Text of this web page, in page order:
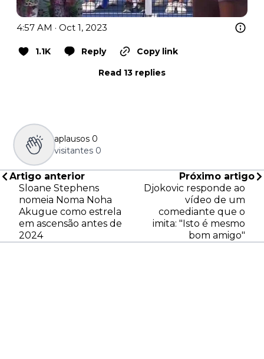
4:57 AM · Oct 1, 2023
1.1K Reply
Copy link
Read 13 replies
aplausos 0
visitantes 0
Artigo anterior
Sloane Stephens
nomeia Noma Noha
Akugue como estrela
em ascensão antes de
2024
Próximo artigo
Djokovic responde ao
vídeo de um
comediante que o
imita: "Isto é mesmo
bom amigo"